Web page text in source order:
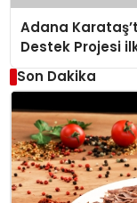
Adana
Destek Projesi
Son Dakika